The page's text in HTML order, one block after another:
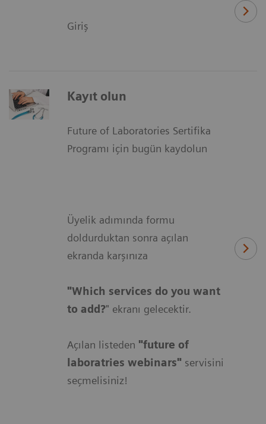
Giriş
Kayıt olun
Future of Laboratories Sertifika
Programı için bugün kaydolun
Üyelik adımında formu
doldurduktan sonra açılan
ekranda karşınıza
"Which services do you want
to add?" ekranı gelecektir.
Açılan listeden "future of
laboratries webinars" servisini
seçmelisiniz!